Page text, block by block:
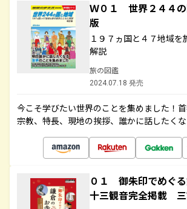
Ｗ０１ 世界２４４
版
１９７ヵ国と４７地域を
解説
旅の図鑑
2024.07.18 発売
今こそ学びたい世界のことを集めました！首
宗教、特長、現地の挨拶、誰かに話したくな
０１ 御朱印でめぐ
十三観音完全掲載